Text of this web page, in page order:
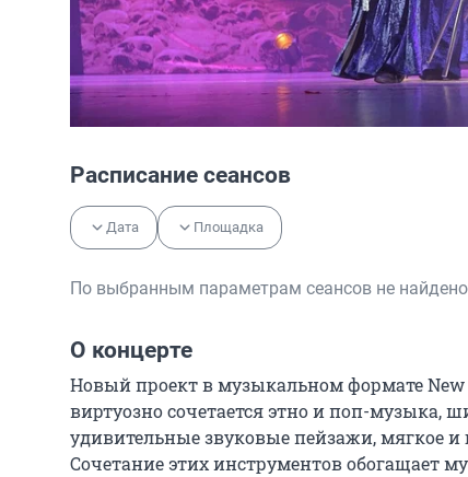
Расписание сеансов
Дата Площадка
По выбранным параметрам сеансов не найдено
О концерте
Новый проект в музыкальном формате
виртуозно сочетается этно и поп-музыка,
удивительные звуковые пейзажи, мягкое и
Сочетание этих инструментов обогащает